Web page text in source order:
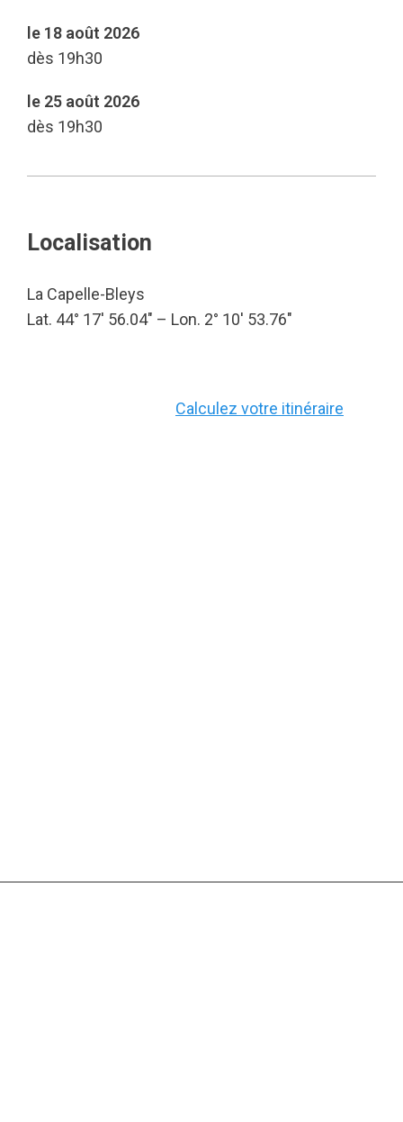
le 18 août 2026
dès 19h30
le 25 août 2026
dès 19h30
Localisation
La Capelle-Bleys
Lat. 44° 17′ 56.04″ – Lon. 2° 10′ 53.76″
Calculez votre itinéraire